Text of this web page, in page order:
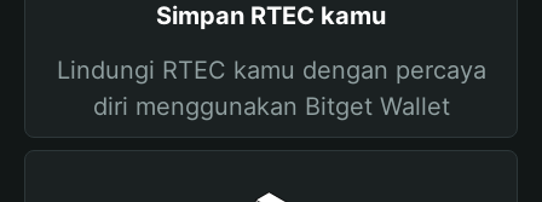
Simpan RTEC kamu
Lindungi RTEC kamu dengan percaya
diri menggunakan Bitget Wallet